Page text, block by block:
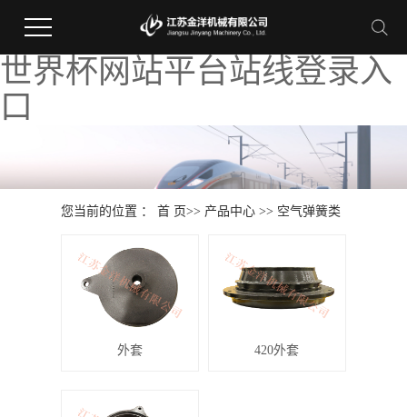
世界杯网站平台站线登录入
口
您当前的位置 ：首 页>> 产品中心 >> 空气弹簧类
外套 420外套